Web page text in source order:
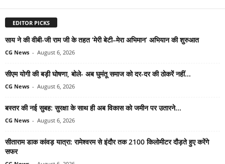
EDITOR PICKS
साय ने की वीबी-जी राम जी के तहत ‘मेरी बेटी–मेरा अभिमान’ अभियान की शुरुआत
CG News - August 6, 2026
सीएम योगी की बड़ी घोषणा, बोले- अब घुमंतू समाज को दर-दर की ठोकरें नहीं...
CG News - August 6, 2026
बस्तर की नई सुबह: सुरक्षा के साथ ही अब विकास को जमीन पर उतारने...
CG News - August 6, 2026
सीताराम डाक कांवड़ यात्रा: रामेश्वरम से इंदौर तक 2100 किलोमीटर दौड़ते हुए करेंगे
सफर